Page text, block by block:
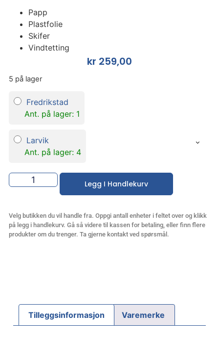
Papp
Plastfolie
Skifer
Vindtetting
kr 259,00
5 på lager
Fredrikstad
Ant. på lager: 1
Larvik
Ant. på lager: 4
Legg I Handlekurv
Velg butikken du vil handle fra. Oppgi antall enheter i feltet over og klikk
på legg i handlekurv. Gå så videre til kassen for betaling, eller finn flere
produkter om du trenger. Ta gjerne kontakt ved spørsmål.
Tilleggsinformasjon Varemerke